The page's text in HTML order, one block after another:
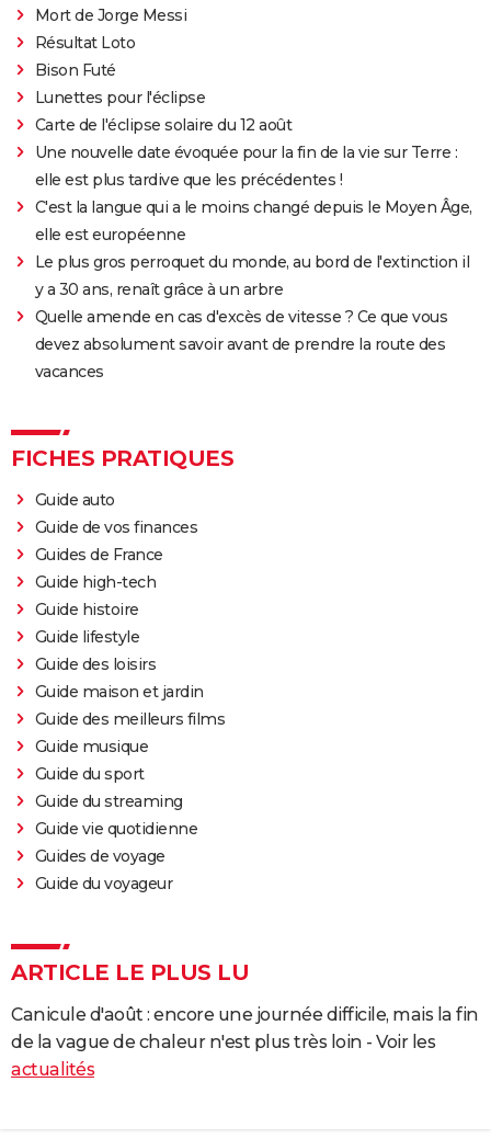
Mort de Jorge Messi
Résultat Loto
Bison Futé
Lunettes pour l'éclipse
Carte de l'éclipse solaire du 12 août
Une nouvelle date évoquée pour la fin de la vie sur Terre :
elle est plus tardive que les précédentes !
C'est la langue qui a le moins changé depuis le Moyen Âge,
elle est européenne
Le plus gros perroquet du monde, au bord de l'extinction il
y a 30 ans, renaît grâce à un arbre
Quelle amende en cas d'excès de vitesse ? Ce que vous
devez absolument savoir avant de prendre la route des
vacances
FICHES PRATIQUES
Guide auto
Guide de vos finances
Guides de France
Guide high-tech
Guide histoire
Guide lifestyle
Guide des loisirs
Guide maison et jardin
Guide des meilleurs films
Guide musique
Guide du sport
Guide du streaming
Guide vie quotidienne
Guides de voyage
Guide du voyageur
ARTICLE LE PLUS LU
Canicule d'août : encore une journée difficile, mais la fin
de la vague de chaleur n'est plus très loin - Voir les
actualités